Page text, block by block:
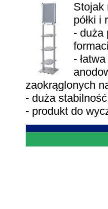
Stojak
półki i
- duża
-
zaokrąglonych
- duża
- produkt do